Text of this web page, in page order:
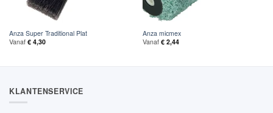
Anza Super Traditional Plat
Vanaf €4,30
Anza micmex
Vanaf €2,44
KLANTENSERVICE